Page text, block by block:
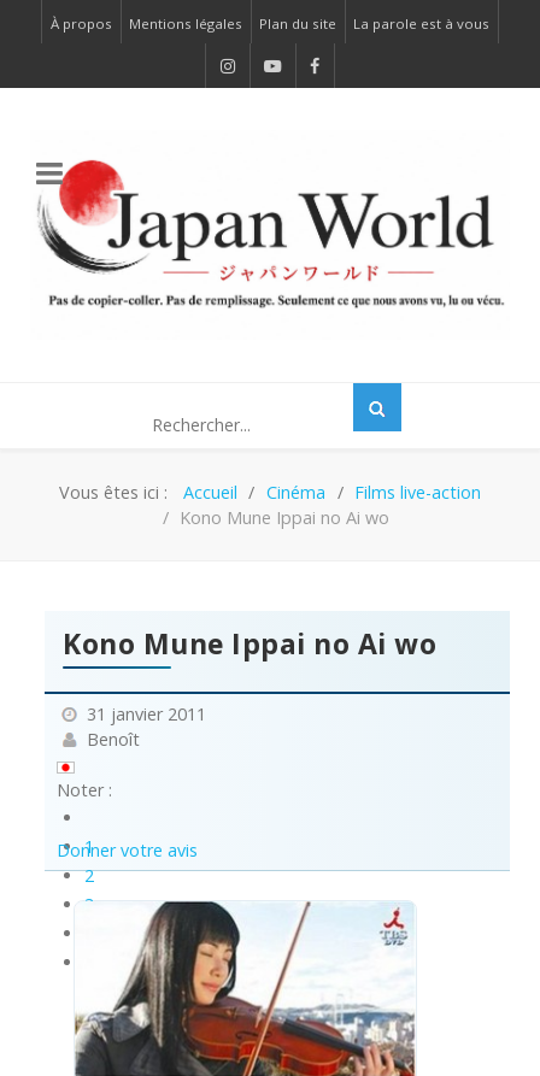
À propos Mentions légales Plan du site La parole est à vous
Vous êtes ici : Accueil Cinéma
Films live-action
Kono Mune Ippai no Ai wo
Kono Mune Ippai no Ai wo
31 janvier 2011
Benoît
Noter :
1
2
3
Donner votre avis